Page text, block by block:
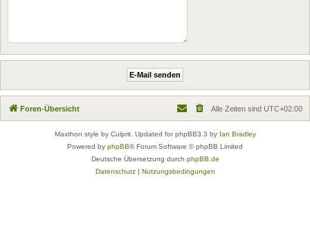
Foren-Übersicht Alle Zeiten sind UTC+02:00
Maxthon style by Culprit. Updated for phpBB3.3 by Ian Bradley
Powered by phpBB® Forum Software © phpBB Limited
Deutsche Übersetzung durch phpBB.de
Datenschutz| Nutzungsbedingungen